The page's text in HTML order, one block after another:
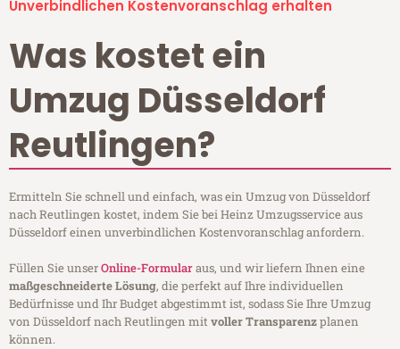
Unverbindlichen Kostenvoranschlag erhalten
Was kostet ein
Umzug Düsseldorf
Reutlingen?
Ermitteln Sie schnell und einfach, was ein Umzug von Düsseldorf
nach Reutlingen kostet, indem Sie bei Heinz Umzugsservice aus
Düsseldorf einen unverbindlichen Kostenvoranschlag anfordern.
Füllen Sie unserOnline-Formularaus, und wir liefern Ihnen eine
maßgeschneiderte Lösung, die perfekt auf Ihre individuellen
Bedürfnisse und Ihr Budget abgestimmt ist, sodass Sie Ihre Umzug
von Düsseldorf nach Reutlingen mitvoller Transparenzplanen
können.